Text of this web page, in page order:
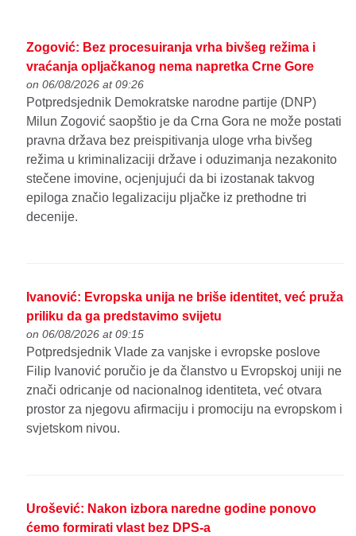
Zogović: Bez procesuiranja vrha bivšeg režima i
vraćanja opljačkanog nema napretka Crne Gore
on 06/08/2026 at 09:26
Potpredsjednik Demokratske narodne partije (DNP)
Milun Zogović saopštio je da Crna Gora ne može postati
pravna država bez preispitivanja uloge vrha bivšeg
režima u kriminalizaciji države i oduzimanja nezakonito
stečene imovine, ocjenjujući da bi izostanak takvog
epiloga značio legalizaciju pljačke iz prethodne tri
decenije.
Ivanović: Evropska unija ne briše identitet, već pruža
priliku da ga predstavimo svijetu
on 06/08/2026 at 09:15
Potpredsjednik Vlade za vanjske i evropske poslove
Filip Ivanović poručio je da članstvo u Evropskoj uniji ne
znači odricanje od nacionalnog identiteta, već otvara
prostor za njegovu afirmaciju i promociju na evropskom i
svjetskom nivou.
Urošević: Nakon izbora naredne godine ponovo
ćemo formirati vlast bez DPS-a